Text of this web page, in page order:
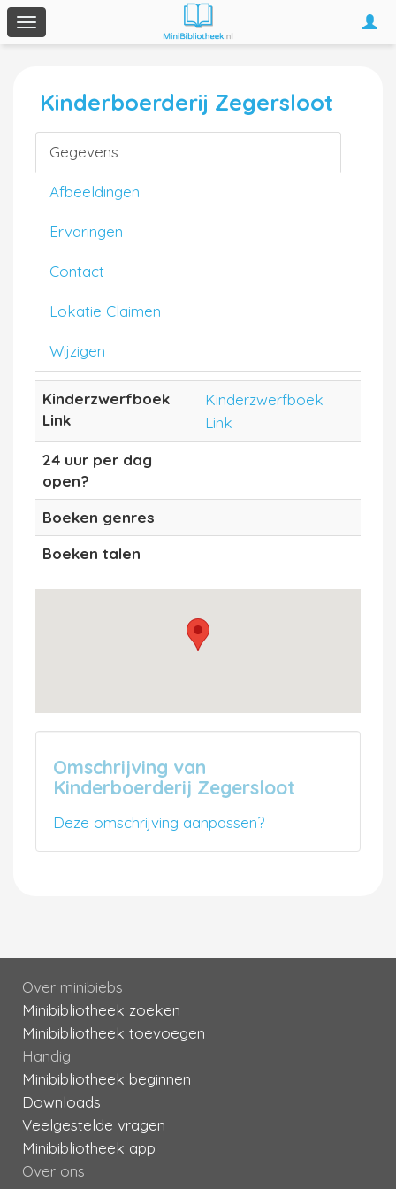
Toggle
navigation
Kinderboerderij Zegersloot
Gegevens
Afbeeldingen
Ervaringen
Contact
Lokatie Claimen
Wijzigen
Kinderzwerfboek
Link
Kinderzwerfboek
Link
24 uur per dag
open?
Boeken genres
Boeken talen
Omschrijving van
Kinderboerderij Zegersloot
Deze omschrijving aanpassen?
Over minibiebs
Minibibliotheek zoeken
Minibibliotheek toevoegen
Handig
Minibibliotheek beginnen
Downloads
Veelgestelde vragen
Minibibliotheek app
Over ons